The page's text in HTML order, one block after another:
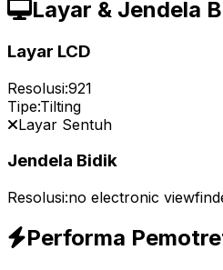
Layar & Jendela
Layar LCD
Resolusi:921
Tipe:Tilting
Layar Sentuh
Jendela Bidik
Resolusi:no electronic
Performa